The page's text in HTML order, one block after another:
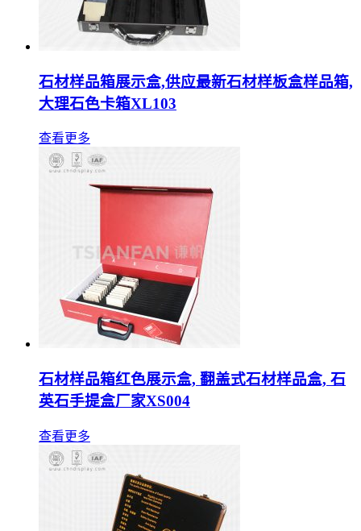
石材样品箱展示盒,供应最新石材样板盒样品箱,
大理石色卡箱XL103
查看更多
石材样品箱红色展示盒, 翻盖式石材样品盒, 石
英石手提盒厂家XS004
查看更多